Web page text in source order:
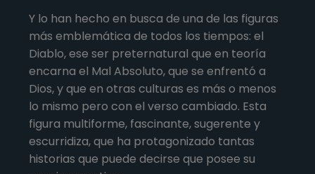
Y lo han hecho en busca de una de las figuras
más emblemática de todos los tiempos: el
Diablo, ese ser preternatural que en teoría
encarna el Mal Absoluto, que se enfrentó a
Dios, y que en otras culturas es más o menos
lo mismo pero con el verso cambiado. Esta
figura multiforme, fascinante, sugerente y
escurridiza, que ha protagonizado tantas
historias que puede decirse que posee su